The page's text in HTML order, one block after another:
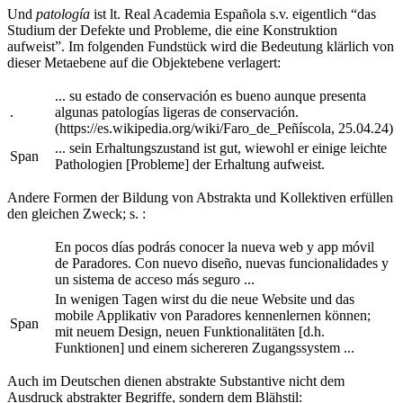
Und patología ist lt. Real Academia Española s.v. eigentlich “das
Studium der Defekte und Probleme, die eine Konstruktion
aufweist”. Im folgenden Fundstück wird die Bedeutung klärlich von
dieser Metaebene auf die Objektebene verlagert:
.
... su estado de conservación es bueno aunque presenta
algunas patologías ligeras de conservación.
(https://es.wikipedia.org/wiki/Faro_de_Peñíscola, 25.04.24)
Span
... sein Erhaltungszustand ist gut, wiewohl er einige leichte
Pathologien [Probleme] der Erhaltung aufweist.
Andere Formen der Bildung von Abstrakta und Kollektiven erfüllen
den gleichen Zweck; s. :
En pocos días podrás conocer la nueva web y app móvil
de Paradores. Con nuevo diseño, nuevas funcionalidades y
un sistema de acceso más seguro ...
Span
In wenigen Tagen wirst du die neue Website und das
mobile Applikativ von Paradores kennenlernen können;
mit neuem Design, neuen Funktionalitäten [d.h.
Funktionen] und einem sichereren Zugangssystem ...
Auch im Deutschen dienen abstrakte Substantive nicht dem
Ausdruck abstrakter Begriffe, sondern dem Blähstil: